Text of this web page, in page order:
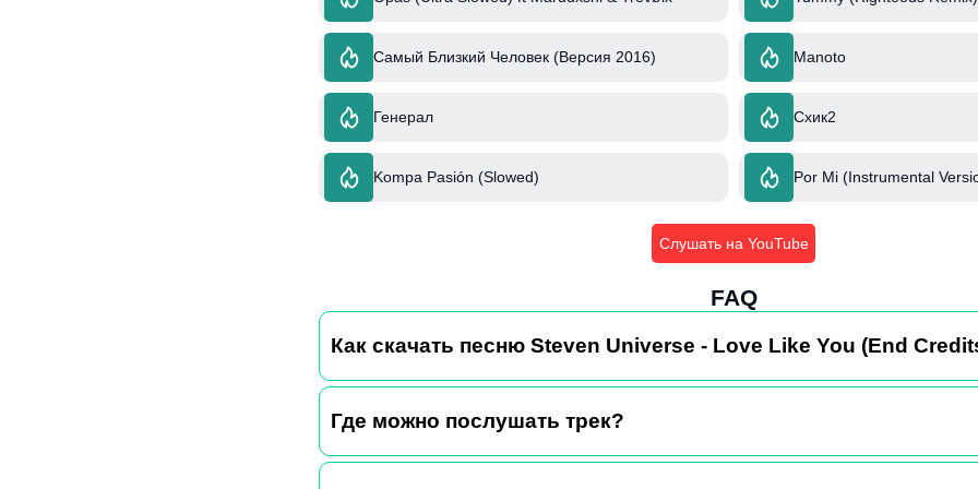
Самый Близкий Человек (Версия 2016) Manoto
Генерал Схик2
Kompa Pasión (Slowed) Por Mi (Instrumental
Слушать на YouTube
FAQ
Как скачать песню Steven Universe - Love Like You (End
Где можно послушать трек?